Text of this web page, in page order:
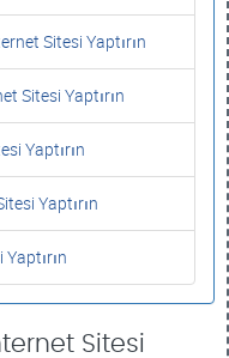
Sitesi Yaptırın
Sitesi Yaptırın
Yaptırın
Yaptırın
Sitesi